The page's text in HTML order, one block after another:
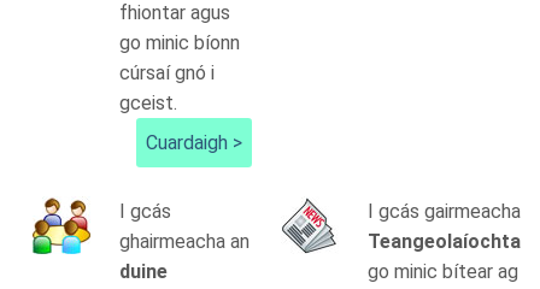
fhiontar agus
go minic bíonn
cúrsaí gnó i
gceist.
Cuardaigh >
I gcás
ghairmeacha an
duine
I gcás gairmeacha
Teangeolaíochta
go minic bítear ag